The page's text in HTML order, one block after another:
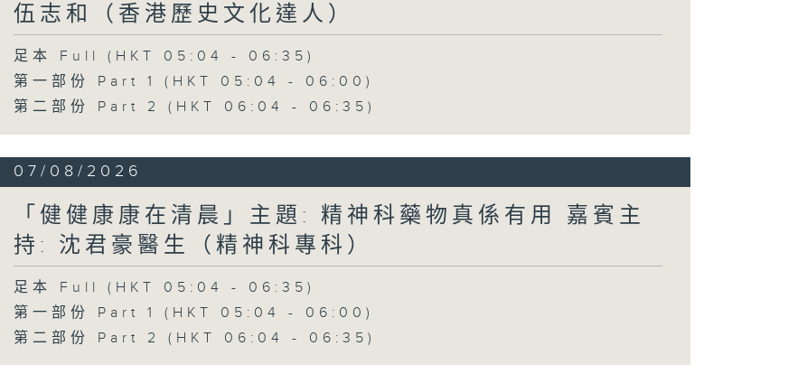
伍志和（香港歷史文化達人）
足本 Full (HKT 05:04 - 06:35)
第一部份 Part 1 (HKT 05:04 - 06:00)
第二部份 Part 2 (HKT 06:04 - 06:35)
07/08/2026
「健健康康在清晨」主題: 精神科藥物真係有用 嘉賓主
持: 沈君豪醫生（精神科專科）
足本 Full (HKT 05:04 - 06:35)
第一部份 Part 1 (HKT 05:04 - 06:00)
第二部份 Part 2 (HKT 06:04 - 06:35)